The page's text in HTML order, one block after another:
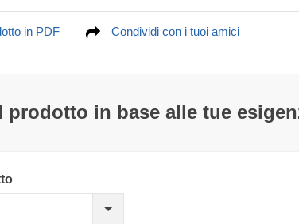
in PDF Condividi con i tuoi amici
in base alle tue